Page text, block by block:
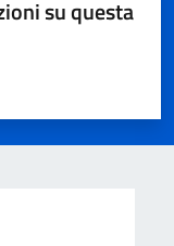
su questa